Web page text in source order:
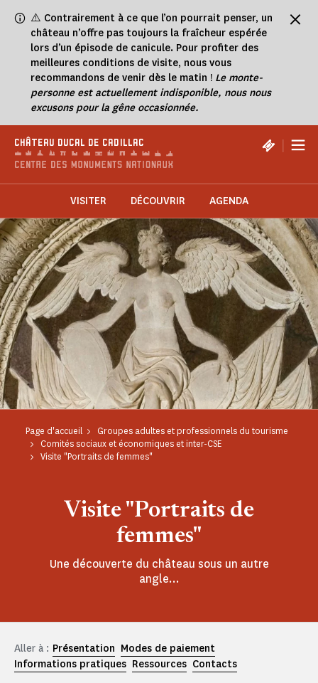
⚠️ Contrairement à ce que l’on pourrait penser, un
château n’offre pas toujours la fraîcheur espérée
lors d’un épisode de canicule. Pour profiter des
meilleures conditions de visite, nous vous
recommandons de venir dès le matin ! Le monte-
personne est actuellement indisponible, nous nous
excusons pour la gêne occasionnée.
CHÂTEAU DUCAL DE CADILLAC |
VISITER DÉCOUVRIR AGENDA
Page d'accueil
Groupes adultes et professionnels du tourisme
Comités sociaux et économiques et inter-CSE
Visite "Portraits de femmes"
Visite "Portraits de
femmes"
Une découverte du château sous un autre
angle...
Aller à : Présentation Modes de paiement
Informations pratiques Ressources Contacts